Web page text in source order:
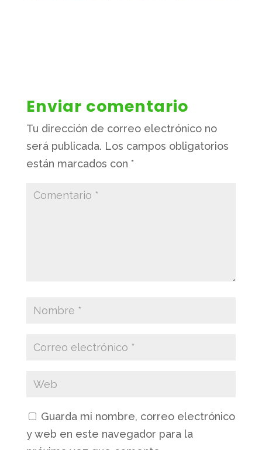
Enviar comentario
Tu dirección de correo electrónico no
será publicada. Los campos obligatorios
están marcados con *
Guarda mi nombre, correo electrónico
y web en este navegador para la